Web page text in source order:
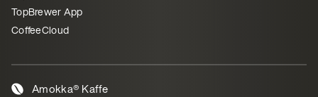
TopBrewer App
CoffeeCloud
Amokka® Kaffe